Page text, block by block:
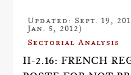
Updated: Sept. 19,
Jan. 5, 2012)
Sectorial Analysis
II-2.16: FRENCH